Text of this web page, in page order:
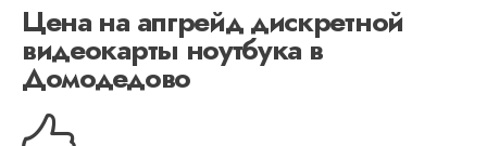
Цена на апгрейд дискретной
видеокарты ноутбука в
Домодедово